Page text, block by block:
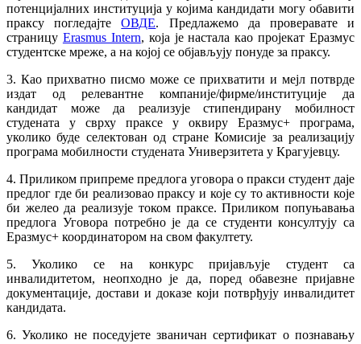
потенцијалних институција у којима кандидати могу обавити
праксу погледајтеОВДЕ. Предлажемо да проверавате и
страницу Erasmus Intern, која је настала као пројекат Еразмус
студентске мреже, а на којој се објављују понуде за праксу.
3. Као прихватно писмо може се прихватити и мејл потврде
издат од релевантне компаније/фирме/институције да
кандидат може да реализује стипендирану мобилност
студената у сврху праксе у оквиру Еразмус+ програма,
уколико буде селектован од стране Комисије за реализацију
програма мобилности студената Универзитета у Крагујевцу.
4. Приликом припреме предлога уговора о пракси студент даје
предлог где би реализовао праксу и које су то активности које
би желео да реализује током праксе. Приликом попуњавања
предлога Уговора потребно је да се студенти консултују са
Еразмус+ координатором на свом факултету.
5. Уколико се на конкурс пријављује студент са
инвалидитетом, неопходно је да, поред обавезне пријавне
документације, достави и доказе који потврђују инвалидитет
кандидата.
6. Уколико не поседујете званичан сертификат о познавању